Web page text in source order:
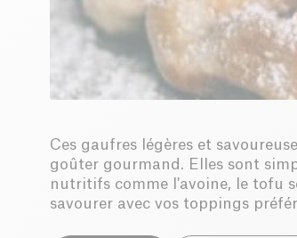
Ces gaufres légères et
goûter gourmand. Elles sont
nutritifs comme l'avoine, le tofu
savourer avec vos toppings